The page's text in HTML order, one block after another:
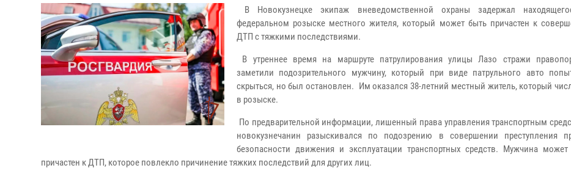
В Новокузнецке экипаж вневедомственной охраны задержал
федеральном розыске местного жителя, который может быть причастен к
ДТП с тяжкими последствиями.
В утреннее время на маршруте патрулирования улицы Лазо стражи
заметили подозрительного мужчину, который при виде патрульного авто
скрыться, но был остановлен. Им оказался 38-летний местный житель, который
в розыске.
По предварительной информации, лишенный права управления транспортным
новокузнечанин разыскивался по подозрению в совершении преступления
безопасности движения и эксплуатации транспортных средств. Мужчина
причастен к ДТП, которое повлекло причинение тяжких последствий для других лиц.